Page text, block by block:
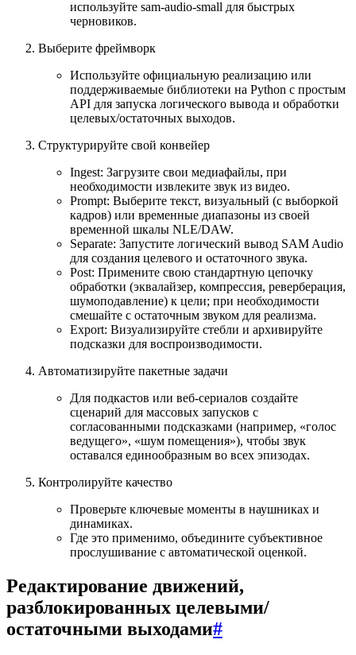
используйте sam-audio-small для быстрых
черновиков.
Выберите фреймворк
Используйте официальную реализацию или
поддерживаемые библиотеки на Python с простым
API для запуска логического вывода и обработки
целевых/остаточных выходов.
Структурируйте свой конвейер
Ingest: Загрузите свои медиафайлы, при
необходимости извлеките звук из видео.
Prompt: Выберите текст, визуальный (с выборкой
кадров) или временные диапазоны из своей
временной шкалы NLE/DAW.
Separate: Запустите логический вывод SAM Audio
для создания целевого и остаточного звука.
Post: Примените свою стандартную цепочку
обработки (эквалайзер, компрессия, реверберация,
шумоподавление) к цели; при необходимости
смешайте с остаточным звуком для реализма.
Export: Визуализируйте стебли и архивируйте
подсказки для воспроизводимости.
Автоматизируйте пакетные задачи
Для подкастов или веб-сериалов создайте
сценарий для массовых запусков с
согласованными подсказками (например, «голос
ведущего», «шум помещения»), чтобы звук
оставался единообразным во всех эпизодах.
Контролируйте качество
Проверьте ключевые моменты в наушниках и
динамиках.
Где это применимо, объедините субъективное
прослушивание с автоматической оценкой.
Редактирование движений,
разблокированных целевыми/
остаточными выходами#